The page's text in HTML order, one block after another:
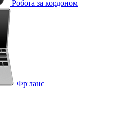
Робота за кордоном
Фріланс